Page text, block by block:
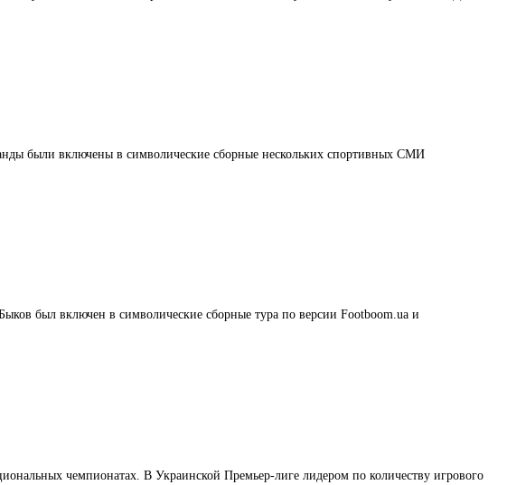
были включены в символические сборные нескольких спортивных СМИ
был включен в символические сборные тура по версии Footboom.ua и
чемпионатах. В Украинской Премьер-лиге лидером по количеству игрового